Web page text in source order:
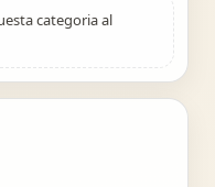
categoria al